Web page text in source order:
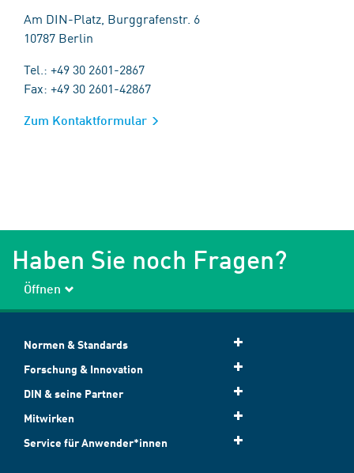
Am DIN-Platz, Burggrafenstr. 6
10787 Berlin
Tel.: +49 30 2601-2867
Fax: +49 30 2601-42867
Zum Kontaktformular
Haben Sie noch Fragen?
Öffnen
Normen & Standards
Forschung & Innovation
DIN & seine Partner
Mitwirken
Service für Anwender*innen